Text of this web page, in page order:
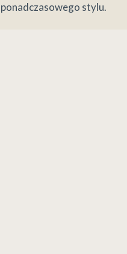
stylu.